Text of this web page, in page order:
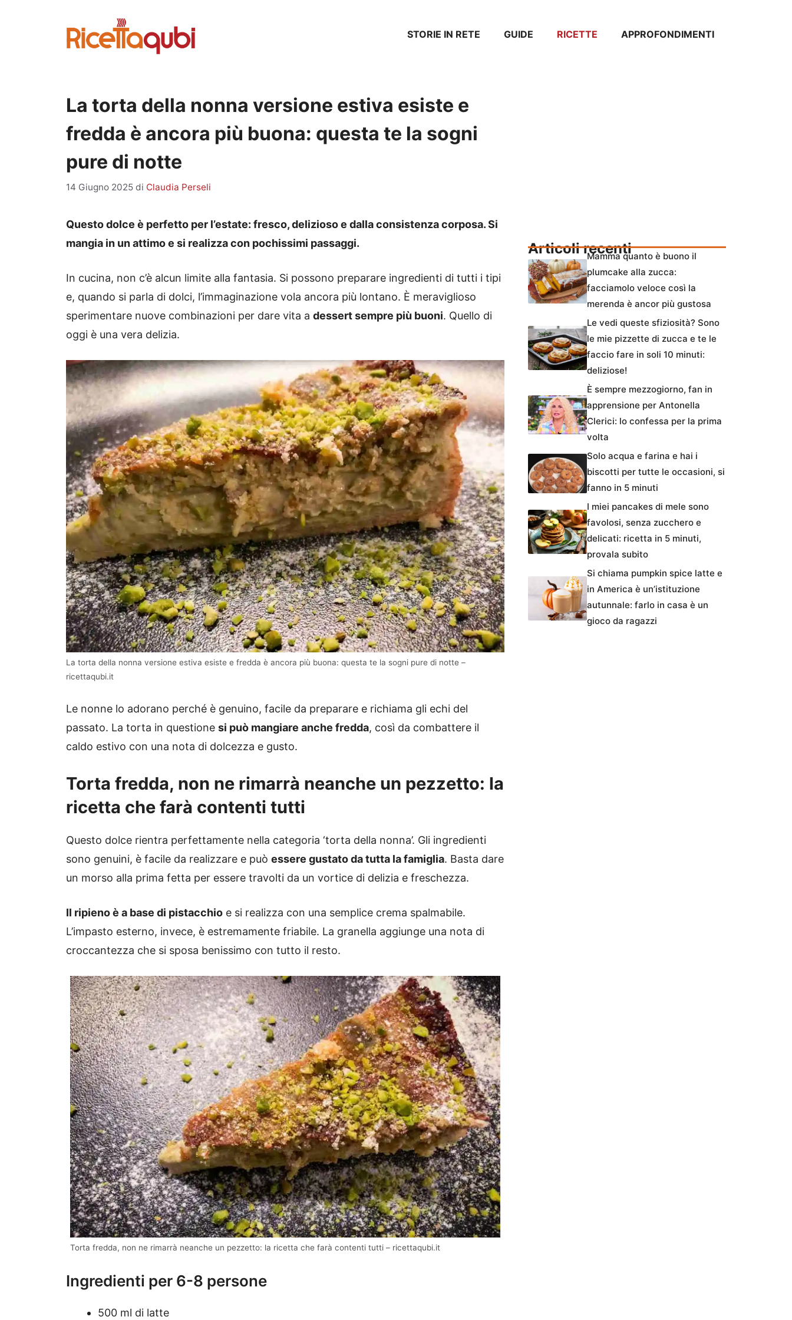
STORIE IN RETE GUIDE RICETTE APPROFONDIMENTI
La torta della nonna versione estiva esiste e
fredda è ancora più buona: questa te la sogni
pure di notte
14 Giugno 2025 di Claudia Perseli
Questo dolce è perfetto per l’estate: fresco, delizioso e dalla consistenza corposa. Si
mangia in un attimo e si realizza con pochissimi passaggi.
In cucina, non c’è alcun limite alla fantasia. Si possono preparare ingredienti di tutti i tipi
e, quando si parla di dolci, l’immaginazione vola ancora più lontano. È meraviglioso
sperimentare nuove combinazioni per dare vita a dessert sempre più buoni. Quello di
oggi è una vera delizia.
La torta della nonna versione estiva esiste e fredda è ancora più buona: questa te la sogni pure di notte –
ricettaqubi.it
Le nonne lo adorano perché è genuino, facile da preparare e richiama gli echi del
passato. La torta in questione si può mangiare anche fredda, così da combattere il
caldo estivo con una nota di dolcezza e gusto.
Torta fredda, non ne rimarrà neanche un pezzetto: la
ricetta che farà contenti tutti
Questo dolce rientra perfettamente nella categoria ‘torta della nonna’. Gli ingredienti
sono genuini, è facile da realizzare e può essere gustato da tutta la famiglia. Basta dare
un morso alla prima fetta per essere travolti da un vortice di delizia e freschezza.
Il ripieno è a base di pistacchio e si realizza con una semplice crema spalmabile.
L’impasto esterno, invece, è estremamente friabile. La granella aggiunge una nota di
croccantezza che si sposa benissimo con tutto il resto.
Torta fredda, non ne rimarrà neanche un pezzetto: la ricetta che farà contenti tutti – ricettaqubi.it
Ingredienti per 6-8 persone
500 ml di latte
Articoli recentiMamma quanto è buono il
plumcake alla zucca:
facciamolo veloce così la
merenda è ancor più gustosa
Le vedi queste sfiziosità? Sono
le mie pizzette di zucca e te le
faccio fare in soli 10 minuti:
deliziose!
È sempre mezzogiorno, fan in
apprensione per Antonella
Clerici: lo confessa per la prima
volta
Solo acqua e farina e hai i
biscotti per tutte le occasioni, si
fanno in 5 minuti
I miei pancakes di mele sono
favolosi, senza zucchero e
delicati: ricetta in 5 minuti,
provala subito
Si chiama pumpkin spice latte e
in America è un’istituzione
autunnale: farlo in casa è un
gioco da ragazzi